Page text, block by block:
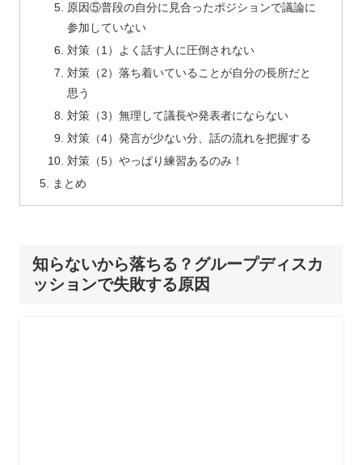
原因⑤普段の自分に見合ったポジションで議論に
参加していない
対策（1）よく話す人に圧倒されない
対策（2）落ち着いていることが自分の長所だと
思う
対策（3）無理して議長や発表者にならない
対策（4）発言が少ない分、話の流れを把握する
対策（5）やっぱり練習あるのみ！
まとめ
知らないから落ちる？グループディスカ
ッションで失敗する原因